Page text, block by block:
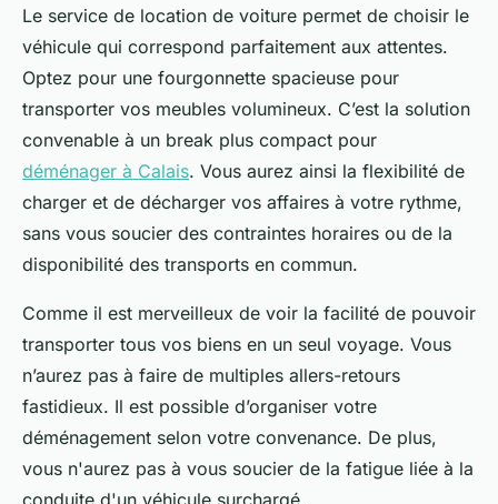
Le service de location de voiture permet de choisir le
véhicule qui correspond parfaitement aux attentes.
Optez pour une fourgonnette spacieuse pour
transporter vos meubles volumineux. C’est la solution
convenable à un break plus compact pour
déménager à Calais. Vous aurez ainsi la flexibilité de
charger et de décharger vos affaires à votre rythme,
sans vous soucier des contraintes horaires ou de la
disponibilité des transports en commun.
Comme il est merveilleux de voir la facilité de pouvoir
transporter tous vos biens en un seul voyage. Vous
n’aurez pas à faire de multiples allers-retours
fastidieux. Il est possible d’organiser votre
déménagement selon votre convenance. De plus,
vous n'aurez pas à vous soucier de la fatigue liée à la
conduite d'un véhicule surchargé.